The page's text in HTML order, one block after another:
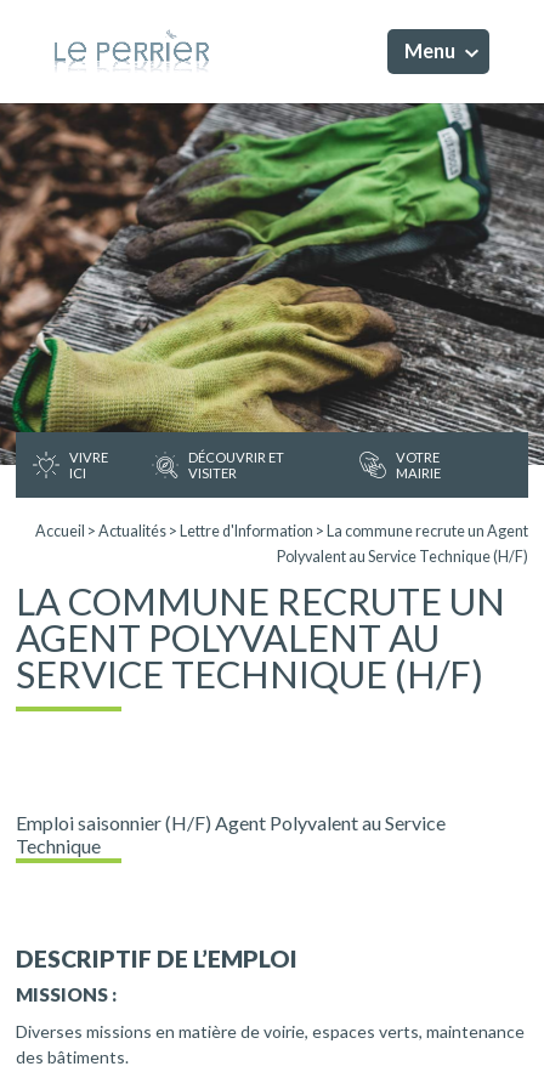
Menu
VIVRE
ICI
DÉCOUVRIR ET
VISITER
VOTRE
MAIRIE
Accueil > Actualités> Lettre d'Information > La commune recrute un Agent
Polyvalent au Service Technique (H/F)
LA COMMUNE RECRUTE UN
AGENT POLYVALENT AU
SERVICE TECHNIQUE (H/F)
Emploi saisonnier (H/F) Agent Polyvalent au Service
Technique
DESCRIPTIF DE L’EMPLOI
MISSIONS :
Diverses missions en matière de voirie, espaces verts, maintenance
des bâtiments.